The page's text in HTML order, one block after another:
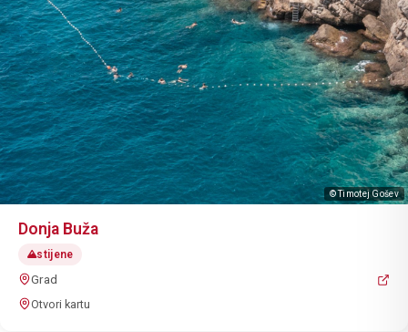
© Timotej Gošev
Donja Buža
stijene
Grad
Otvori kartu